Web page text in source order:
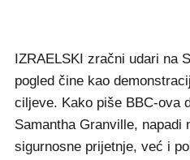
IZRAELSKI zračni udari na
pogled čine kao
ciljeve. Kako piše BBC-ova
Samantha Granville, napadi
sigurnosne prijetnje, već i